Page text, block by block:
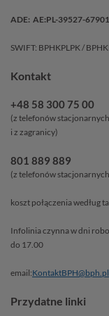
ADE: AE:PL-39527-
SWIFT: BPHKPLPK /
Kontakt
+48 58 300 75 00
(z telefonów
i z zagranicy)
801 889 889
(z telefonów
koszt połączenia według
Infolinia czynna w dni
do 17.00
email:KontaktBPH@bph.pl
Przydatne linki